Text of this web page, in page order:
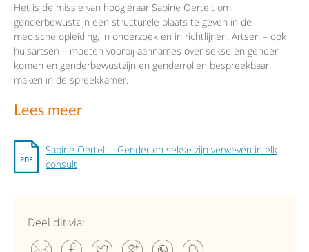
Het is de missie van hoogleraar Sabine Oertelt om
genderbewustzijn een structurele plaats te geven in de
medische opleiding, in onderzoek en in richtlijnen. Artsen – ook
huisartsen – moeten voorbij aannames over sekse en gender
komen en genderbewustzijn en genderrollen bespreekbaar
maken in de spreekkamer.
Lees meer
Sabine Oertelt - Gender en sekse zijn verweven in elk
consult
Deel dit via: